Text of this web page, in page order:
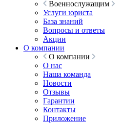
Военнослужащим
Услуги юриста
База знаний
Вопросы и ответы
Акции
О компании
О компании
О нас
Наша команда
Новости
Отзывы
Гарантии
Контакты
Приложение